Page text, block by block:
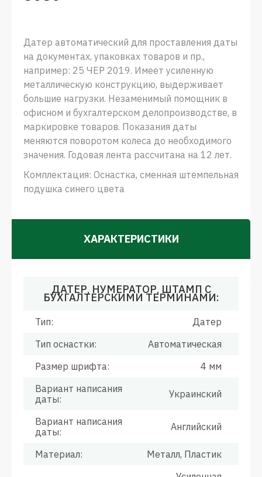
Датер автоматический для проставления даты
на документах, упаковках товаров и пр.,
например: 25 ЧЕР 2019. Имеет усиленную
металлическую конструкцию, выдерживает
большие нагрузки. Незаменимый помощник в
офисном и бухгалтерском делопроизводстве, в
маркировке товаров. Показания даты
меняются поворотом колеса до необходимого
значения. Годовая лента рассчитана на 12 лет.
Комплектация: Оснастка, сменная штемпельная
подушка синего цвета
ХАРАКТЕРИСТИКИ
ДАТЕР, НУМЕРАТОР, ШТАМП С
БУХГАЛТЕРСКИМИ ТЕРМИНАМИ:
Тип:
Датер
Тип оснастки:
Автоматическая
Размер шрифта:
4 мм
Вариант написания
даты:
Украинский
Вариант написания
даты:
Английский
Материал: Металл, Пластик